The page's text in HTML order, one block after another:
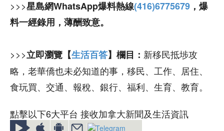
>>>星島網WhatsApp爆料熱線(416)6775679 ，爆
料一經錄用，薄酬致意。
>>>立即瀏覽【生活百答】欄目： 新移民抵埗攻
略，老華僑也未必知道的事，移民、工作、居住、
食玩買、交通、報稅、銀行、福利、生育、教育。
點擊以下6大平台 接收加拿大新聞及生活資訊